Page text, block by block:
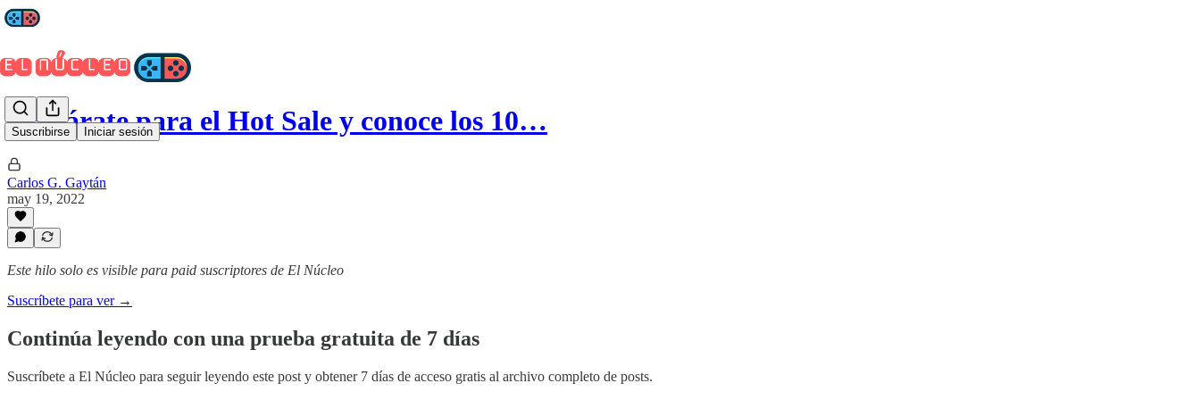
Suscribirse Iniciar sesión
Prepárate para el Hot Sale y conoce los 10…
Carlos G. Gaytán
may 19, 2022
Este hilo solo es visible para paid suscriptores de El Núcleo
Suscríbete para ver →
Continúa leyendo con una prueba gratuita de 7 días
Suscríbete a El Núcleo para seguir leyendo este post y obtener 7 días de acceso gratis al archivo completo de posts.